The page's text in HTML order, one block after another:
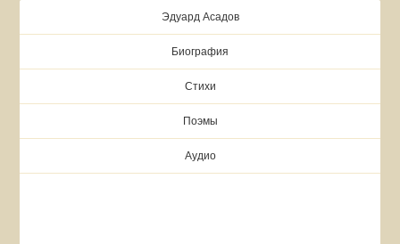
Эдуард Асадов
Биография
Стихи
Поэмы
Аудио